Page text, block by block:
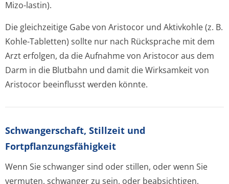
Mizo-lastin).
Die gleichzeitige Gabe von Aristocor und Aktivkohle (z. B.
Kohle-Tabletten) sollte nur nach Rücksprache mit dem
Arzt erfolgen, da die Aufnahme von Aristocor aus dem
Darm in die Blutbahn und damit die Wirksamkeit von
Aristocor beeinflusst werden könnte.
Schwangerschaft, Stillzeit und
Fortpflanzungsfähig­keit
Wenn Sie schwanger sind oder stillen, oder wenn Sie
vermuten, schwanger zu sein, oder beabsichtigen,